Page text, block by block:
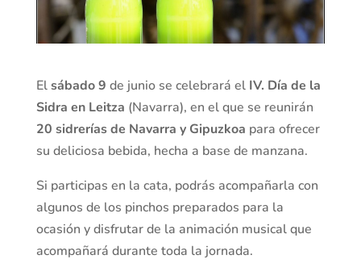
Elsábado9 de junio se celebrará elIV. Día de la
Sidra en Leitza (Navarra), en el que se reunirán
20 sidrerías de Navarra y Gipuzkoa para ofrecer
su deliciosa bebida, hecha a base de manzana.
Si participas en la cata, podrás acompañarla con
algunos de los pinchos preparados para la
ocasión y disfrutar de la animación musical que
acompañará durante toda la jornada.